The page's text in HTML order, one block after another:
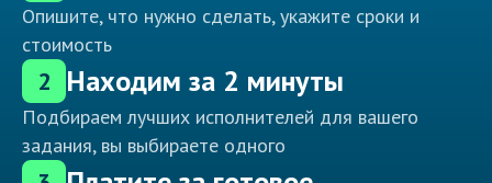
Опишите, что нужно сделать, укажите сроки и
стоимость
2 Находим за 2 минуты
Подбираем лучших исполнителей для вашего
задания, вы выбираете одного